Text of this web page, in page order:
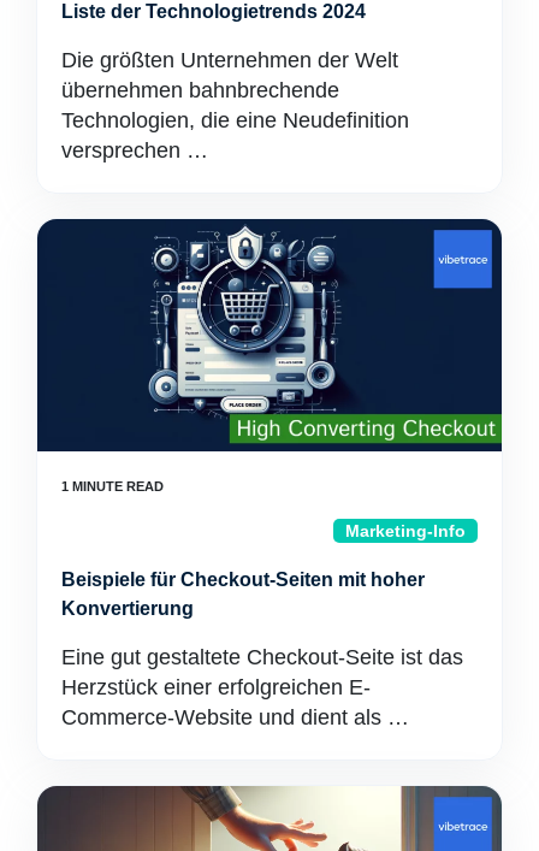
Liste der Technologietrends 2024
Die größten Unternehmen der Welt
übernehmen bahnbrechende
Technologien, die eine Neudefinition
versprechen …
Marketing-Info
Beispiele für Checkout-Seiten mit hoher
Konvertierung
Eine gut gestaltete Checkout-Seite ist das
Herzstück einer erfolgreichen E-
Commerce-Website und dient als …